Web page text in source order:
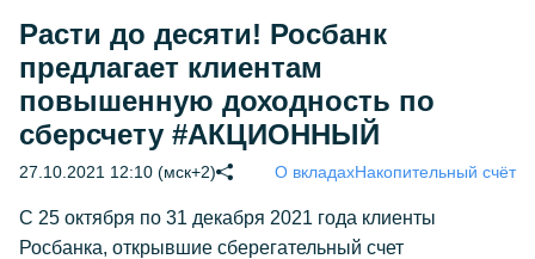
Расти до десяти! Росбанк
предлагает клиентам
повышенную доходность по
сберсчету #АКЦИОННЫЙ
27.10.2021 12:10 (мск+2) О вкладахНакопительный счёт
С 25 октября по 31 декабря 2021 года клиенты
Росбанка, открывшие сберегательный счет